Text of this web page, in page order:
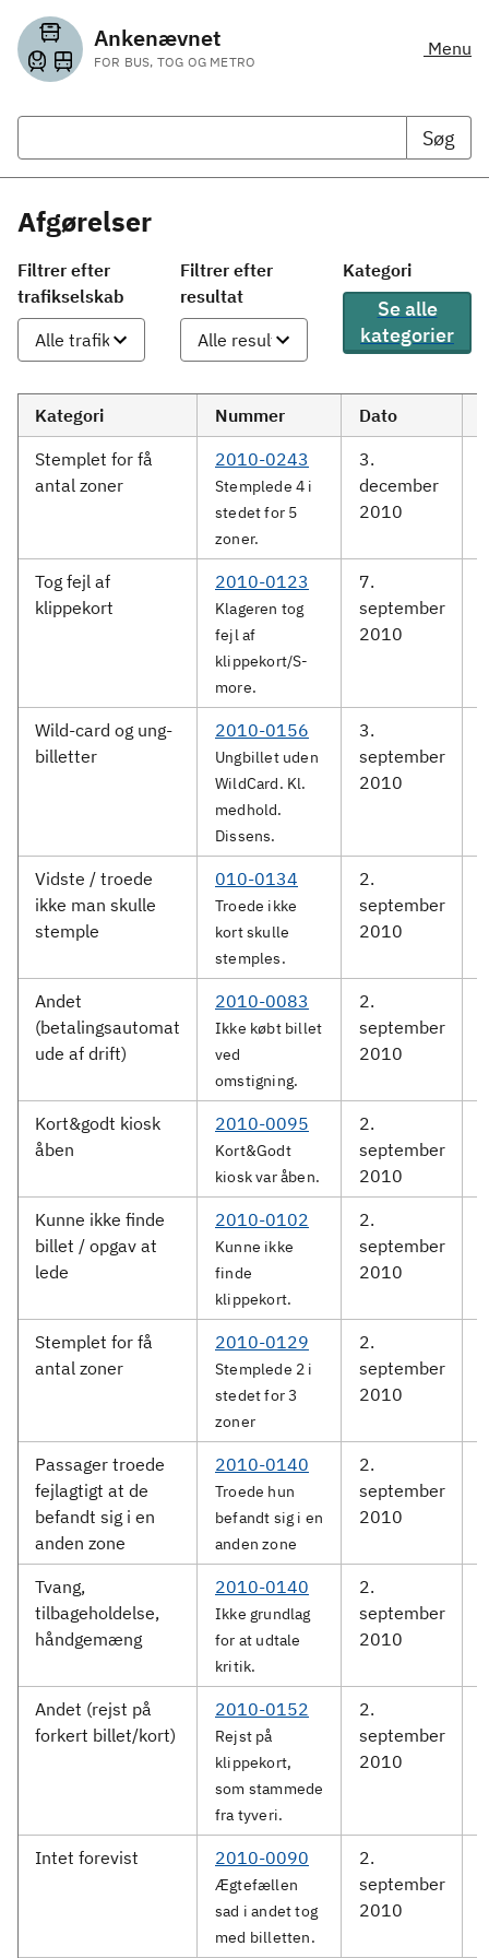
Ankenævnet
FOR BUS, TOG OG METRO
Menu
Søg
Afgørelser
Filtrer efter
trafikselskab
Filtrer efter
resultat
Kategori
Se alle
kategorier
Kategori Nummer Dato
Stemplet for få
antal zoner
2010-0243
Stemplede 4 i
stedet for 5
zoner.
3.
december
2010
Tog fejl af
klippekort
2010-0123
Klageren tog
fejl af
klippekort/S-
more.
7.
september
2010
Wild-card og ung-
billetter
2010-0156
Ungbillet uden
WildCard. Kl.
medhold.
Dissens.
3.
september
2010
Vidste / troede
ikke man skulle
stemple
010-0134
Troede ikke
kort skulle
stemples.
2.
september
2010
Andet
(betalingsautomat
ude af drift)
2010-0083
Ikke købt billet
ved
omstigning.
2.
september
2010
Kort&godt kiosk
åben
2010-0095
Kort&Godt
kiosk var åben.
2.
september
2010
Kunne ikke finde
billet / opgav at
lede
2010-0102
Kunne ikke
finde
klippekort.
2.
september
2010
Stemplet for få
antal zoner
2010-0129
Stemplede 2 i
stedet for 3
zoner
2.
september
2010
Passager troede
fejlagtigt at de
befandt sig i en
anden zone
2010-0140
Troede hun
befandt sig i en
anden zone
2.
september
2010
Tvang,
tilbageholdelse,
håndgemæng
2010-0140
Ikke grundlag
for at udtale
kritik.
2.
september
2010
Andet (rejst på
forkert billet/kort)
2010-0152
Rejst på
klippekort,
som stammede
fra tyveri.
2.
september
2010
Intet forevist 2010-0090
Ægtefællen
sad i andet tog
med billetten.
2.
september
2010